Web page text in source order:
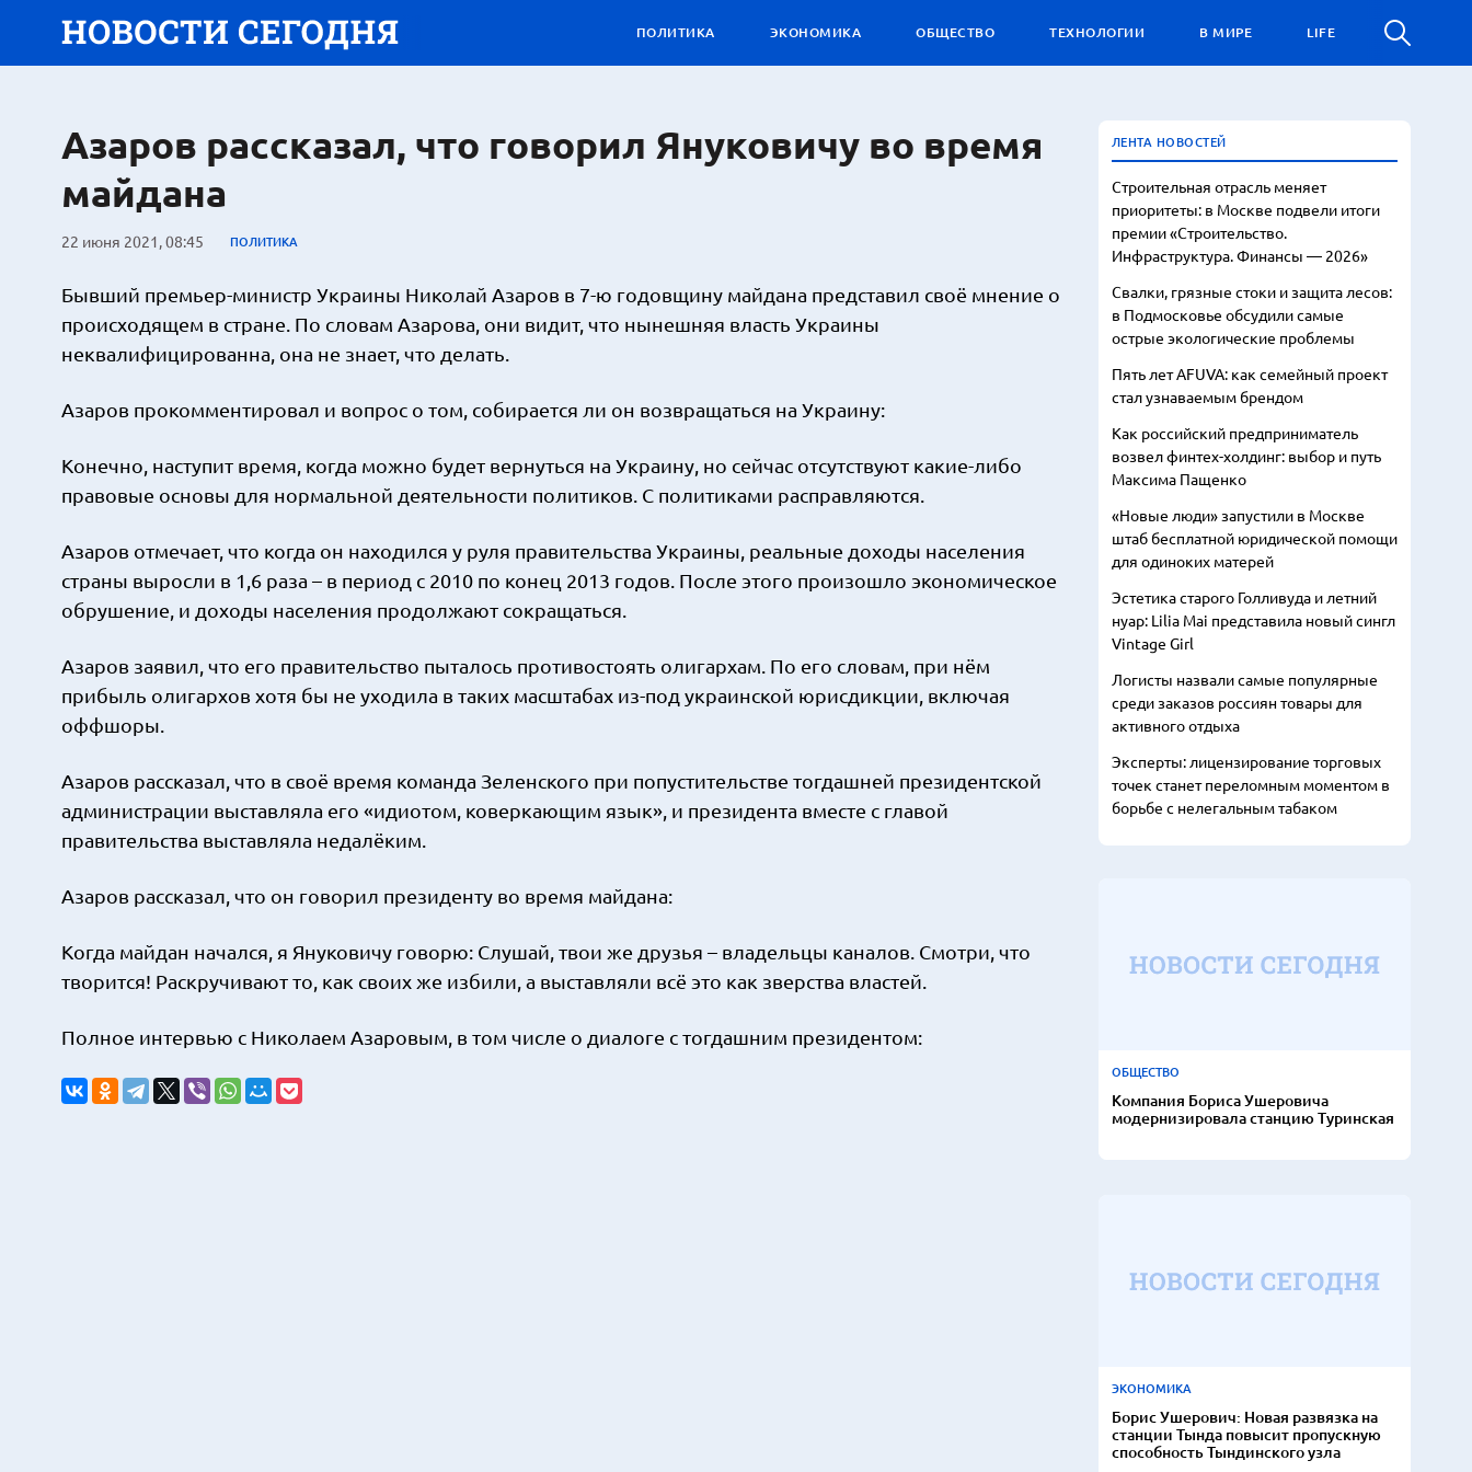
ПОЛИТИКА ЭКОНОМИКА ОБЩЕСТВО ТЕХНОЛОГИИ В МИРЕ LIFE
Азаров рассказал, что говорил Януковичу во время
майдана
22 июня 2021, 08:45 ПОЛИТИКА
Бывший премьер-министр Украины Николай Азаров в 7-ю годовщину майдана представил своё мнение о
происходящем в стране. По словам Азарова, они видит, что нынешняя власть Украины
неквалифицированна, она не знает, что делать.
Азаров прокомментировал и вопрос о том, собирается ли он возвращаться на Украину:
Конечно, наступит время, когда можно будет вернуться на Украину, но сейчас отсутствуют какие-либо
правовые основы для нормальной деятельности политиков. С политиками расправляются.
Азаров отмечает, что когда он находился у руля правительства Украины, реальные доходы населения
страны выросли в 1,6 раза – в период с 2010 по конец 2013 годов. После этого произошло экономическое
обрушение, и доходы населения продолжают сокращаться.
Азаров заявил, что его правительство пыталось противостоять олигархам. По его словам, при нём
прибыль олигархов хотя бы не уходила в таких масштабах из-под украинской юрисдикции, включая
оффшоры.
Азаров рассказал, что в своё время команда Зеленского при попустительстве тогдашней президентской
администрации выставляла его «идиотом, коверкающим язык», и президента вместе с главой
правительства выставляла недалёким.
Азаров рассказал, что он говорил президенту во время майдана:
Когда майдан начался, я Януковичу говорю: Слушай, твои же друзья – владельцы каналов. Смотри, что
творится! Раскручивают то, как своих же избили, а выставляли всё это как зверства властей.
Полное интервью с Николаем Азаровым, в том числе о диалоге с тогдашним президентом:
ЛЕНТА НОВОСТЕЙ
Строительная отрасль меняет
приоритеты: в Москве подвели итоги
премии «Строительство.
Инфраструктура. Финансы — 2026»
Свалки, грязные стоки и защита лесов:
в Подмосковье обсудили самые
острые экологические проблемы
Пять лет AFUVA: как семейный проект
стал узнаваемым брендом
Как российский предприниматель
возвел финтех-холдинг: выбор и путь
Максима Пащенко
«Новые люди» запустили в Москве
штаб бесплатной юридической помощи
для одиноких матерей
Эстетика старого Голливуда и летний
нуар: Lilia Mai представила новый сингл
Vintage Girl
Логисты назвали самые популярные
среди заказов россиян товары для
активного отдыха
Эксперты: лицензирование торговых
точек станет переломным моментом в
борьбе с нелегальным табаком
ОБЩЕСТВО
Компания Бориса Ушеровича
модернизировала станцию Туринская
ЭКОНОМИКА
Борис Ушерович: Новая развязка на
станции Тында повысит пропускную
способность Тындинского узла